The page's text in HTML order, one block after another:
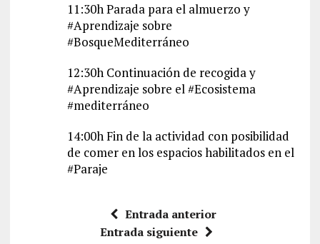
11:30h Parada para el almuerzo y
#Aprendizaje sobre
#BosqueMediterráneo
12:30h Continuación de recogida y
#Aprendizaje sobre el #Ecosistema
#mediterráneo
14:00h Fin de la actividad con posibilidad
de comer en los espacios habilitados en el
#Paraje
Entrada anterior
Entrada siguiente